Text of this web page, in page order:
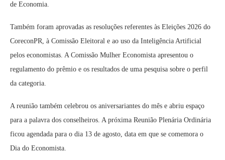
de Economia.
Também foram aprovadas as resoluções referentes às Eleições 2026 do
CoreconPR, à Comissão Eleitoral e ao uso da Inteligência Artificial
pelos economistas. A Comissão Mulher Economista apresentou o
regulamento do prêmio e os resultados de uma pesquisa sobre o perfil
da categoria.
A reunião também celebrou os aniversariantes do mês e abriu espaço
para a palavra dos conselheiros. A próxima Reunião Plenária Ordinária
ficou agendada para o dia 13 de agosto, data em que se comemora o
Dia do Economista.